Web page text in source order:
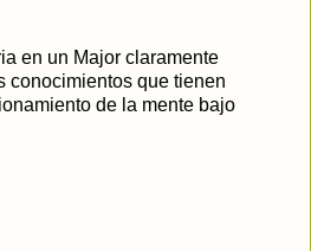
en un Major claramente
conocimientos que tienen
de la mente bajo